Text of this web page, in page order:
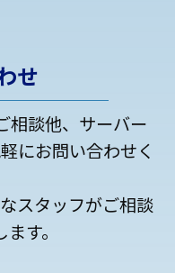
せ
相談他、サーバー
にお問い合わせく
スタッフがご相談
す。